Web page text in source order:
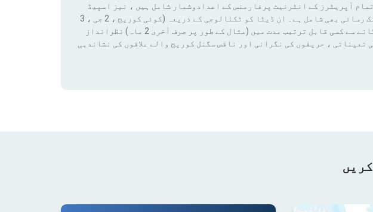
آپریٹرز کے انٹرنیٹ پرفارمنس کے اعدادوشمار شامل ہیں ، نیز اسپیڈ
ٹیسٹ کے نتائج اور کوریج ڈیٹا تک رسائی بھی شامل ہے۔ ان ڈیٹا کو ٹکنالوجی کے ذریعہ (کوئی کوریج ، 2 جی ، 3
جی ، 4 جی ، 4 جی + ، 5 جی) فلٹر لگانے سے کسی قابل ترتیب مدت میں (مثال کے طور پر صرف آخری 2 ماہ) نظرانداز
تعیناتی ، حریفوں کی نگرانی اور ناقص سگنل کوریج والے علاقوں کی نشاندہی